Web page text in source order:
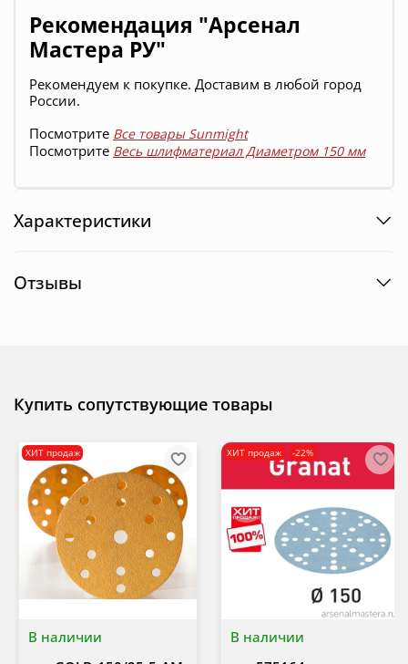
Рекомендация "Арсенал
Мастера РУ"
Рекомендуем к покупке. Доставим в любой город
России.
Посмотрите Все товары Sunmight
Посмотрите Весь шлифматериал Диаметром 150 мм
Характеристики
Отзывы
Купить сопутствующие товары
В наличии
ХИТ продаж
В наличии
ХИТ продаж -22%